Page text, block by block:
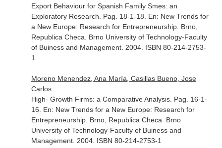
Export Behaviour for Spanish Family Smes: an
Exploratory Research. Pag. 18-1-18. En: New Trends for
a New Europe: Research for Entrepreneurship. Brno,
Republica Checa. Brno University of Technology-Faculty
of Buiness and Management. 2004. ISBN 80-214-2753-
1
Moreno Menendez, Ana María, Casillas Bueno, Jose
Carlos:
High- Growth Firms: a Comparative Analysis. Pag. 16-1-
16. En: New Trends for a New Europe: Research for
Entrepreneurship. Brno, Republica Checa. Brno
University of Technology-Faculty of Buiness and
Management. 2004. ISBN 80-214-2753-1